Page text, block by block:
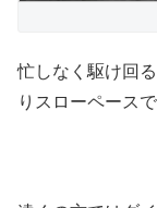
忙しなく駆け回
りスローペース